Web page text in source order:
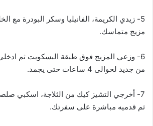
5- زيدي الكريمة، الفانيليا وسكر البودرة مع
مزيج متماسك.
6- وزعي المزيج فوق طبقة البسكويت ثم ادخلي
من جديد لحوالى 4 ساعات حتى يجمد.
7- أخرجي التشيز كيك من الثلاجة، اسكبي
ثم قدميه مباشرة على سفرتك.